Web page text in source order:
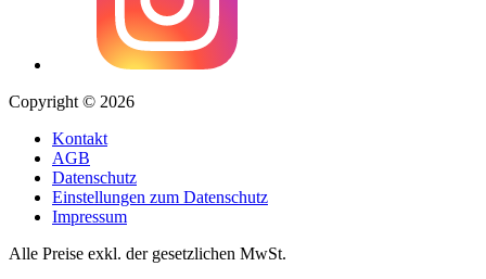
Copyright © 2026
Kontakt
AGB
Datenschutz
Einstellungen zum Datenschutz
Impressum
Alle Preise exkl. der gesetzlichen MwSt.